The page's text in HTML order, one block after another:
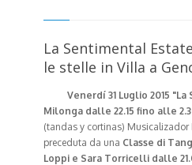
La Sentimental
le stelle in Villa a
Venerdí 31 Luglio 2015 "La
Milonga dalle 22.15 fino alle
(tandas y cortinas) Musicalizador
preceduta da una Classe di
Loppi e Sara Torricelli dalle